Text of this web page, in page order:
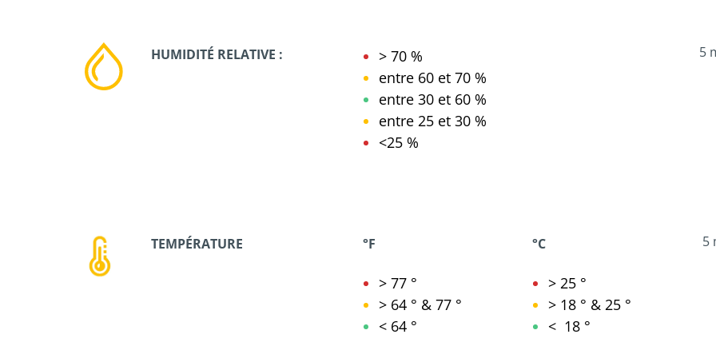
HUMIDITÉ RELATIVE :
> 70 %
entre 60 et 70 %
entre 30 et 60 %
entre 25 et 30 %
<25 %
5
TEMPÉRATURE °F
> 77 °
> 64 ° & 77 °
< 64 °
°C
> 25 °
> 18 ° & 25 °
< 18 °
5